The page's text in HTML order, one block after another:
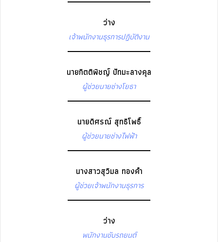
ว่าง
เจ้าพนักงานธุรการปฏิบัติงาน
นายกิตติพิชญ์ ปัทมะลางคุล
ผู้ช่วยนายช่างโยธา
นายดิศรณ์ สุทธิโพธิ์
ผู้ช่วยนายช่างไฟฟ้า
นางสาวสุวิมล ทองคำ
ผู้ช่วยเจ้าพนักงานธุรการ
ว่าง
พนักงานขับรถยนต์